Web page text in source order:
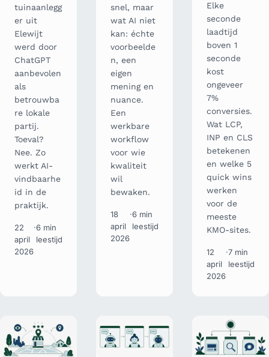
tuinaanlegg
er uit
Elewijt
werd door
ChatGPT
aanbevolen
als
betrouwba
re lokale
partij.
Toeval?
Nee. Zo
werkt AI-
vindbaarhe
id in de
praktijk.
22
april
2026
·6 min
leestijd
snel, maar
wat AI niet
kan: échte
voorbeelde
n, een
eigen
mening en
nuance.
Een
werkbare
workflow
voor wie
kwaliteit
wil
bewaken.
18
april
2026
·6 min
leestijd
Elke
seconde
laadtijd
boven 1
seconde
kost
ongeveer
7%
conversies.
Wat LCP,
INP en CLS
betekenen
en welke 5
quick wins
werken
voor de
meeste
KMO-sites.
12
april
2026
·7 min
leestijd